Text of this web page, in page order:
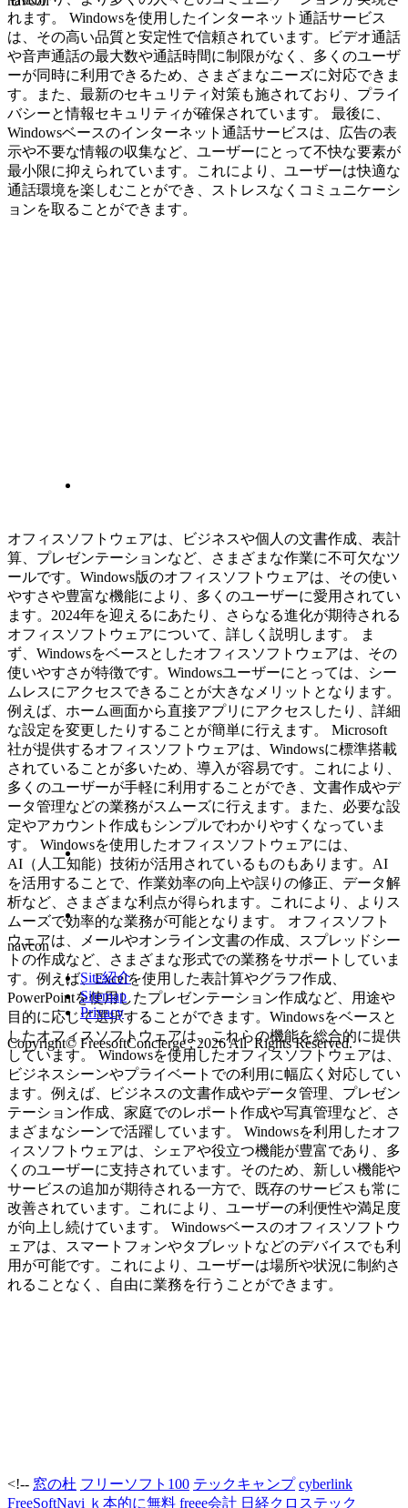
れます。 Windowsを使用したインターネット通話サービス
は、その高い品質と安定性で信頼されています。ビデオ通話
や音声通話の最大数や通話時間に制限がなく、多くのユーザ
ーが同時に利用できるため、さまざまなニーズに対応できま
す。また、最新のセキュリティ対策も施されており、プライ
バシーと情報セキュリティが確保されています。 最後に、
Windowsベースのインターネット通話サービスは、広告の表
示や不要な情報の収集など、ユーザーにとって不快な要素が
最小限に抑えられています。これにより、ユーザーは快適な
通話環境を楽しむことができ、ストレスなくコミュニケーシ
ョンを取ることができます。
オフィスソフトウェアは、ビジネスや個人の文書作成、表計
算、プレゼンテーションなど、さまざまな作業に不可欠なツ
ールです。Windows版のオフィスソフトウェアは、その使い
やすさや豊富な機能により、多くのユーザーに愛用されてい
ます。2024年を迎えるにあたり、さらなる進化が期待される
オフィスソフトウェアについて、詳しく説明します。 ま
ず、Windowsをベースとしたオフィスソフトウェアは、その
使いやすさが特徴です。Windowsユーザーにとっては、シー
ムレスにアクセスできることが大きなメリットとなります。
例えば、ホーム画面から直接アプリにアクセスしたり、詳細
な設定を変更したりすることが簡単に行えます。 Microsoft
社が提供するオフィスソフトウェアは、Windowsに標準搭載
されていることが多いため、導入が容易です。これにより、
多くのユーザーが手軽に利用することができ、文書作成やデ
ータ管理などの業務がスムーズに行えます。また、必要な設
定やアカウント作成もシンプルでわかりやすくなっていま
す。 Windowsを使用したオフィスソフトウェアには、
AI（人工知能）技術が活用されているものもあります。AI
を活用することで、作業効率の向上や誤りの修正、データ解
析など、さまざまな利点が得られます。これにより、よりス
ムーズで効率的な業務が可能となります。 オフィスソフト
ウェアは、メールやオンライン文書の作成、スプレッドシー
トの作成など、さまざまな形式での業務をサポートしていま
す。例えば、Excelを使用した表計算やグラフ作成、
PowerPointを使用したプレゼンテーション作成など、用途や
目的に応じて選択することができます。Windowsをベースと
したオフィスソフトウェアは、これらの機能を総合的に提供
しています。 Windowsを使用したオフィスソフトウェアは、
ビジネスシーンやプライベートでの利用に幅広く対応してい
ます。例えば、ビジネスの文書作成やデータ管理、プレゼン
テーション作成、家庭でのレポート作成や写真管理など、さ
まざまなシーンで活躍しています。 Windowsを利用したオフ
ィスソフトウェアは、シェアや役立つ機能が豊富であり、多
くのユーザーに支持されています。そのため、新しい機能や
サービスの追加が期待される一方で、既存のサービスも常に
改善されています。これにより、ユーザーの利便性や満足度
が向上し続けています。 Windowsベースのオフィスソフトウ
ェアは、スマートフォンやタブレットなどのデバイスでも利
用が可能です。これにより、ユーザーは場所や状況に制約さ
れることなく、自由に業務を行うことができます。
<!-- 窓の杜 フリーソフト100 テックキャンプ cyberlink
FreeSoftNavi ｋ本的に無料 freee会計 日経クロステック
navcon
Site紹介
Sitemap
Privacy
Copyright© FreesoftConcierge , 2026 All Rights Reserved.